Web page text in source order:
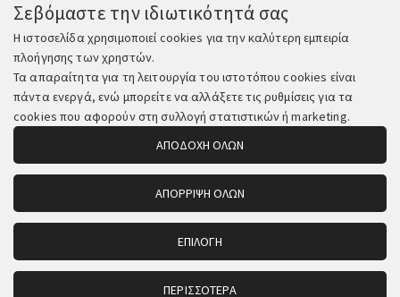
© 2018-2026 All Rights Reserved. Κατασκευή και Φιλοξενία:
Komvos.gr
Σεβόμαστε την ιδιωτικότητά σας
Η ιστοσελίδα χρησιμοποιεί cookies για την καλύτερη εμπειρία
πλοήγησης των χρηστών.
Τα απαραίτητα για τη λειτουργία του ιστοτόπου cookies είναι
πάντα ενεργά, ενώ μπορείτε να αλλάξετε τις ρυθμίσεις για τα
cookies που αφορούν στη συλλογή στατιστικών ή marketing.
ΑΠΟΔΟΧΗ ΟΛΩΝ
ΑΠΟΡΡΙΨΗ ΟΛΩΝ
ΕΠΙΛΟΓΗ
ΠΕΡΙΣΣΟΤΕΡΑ